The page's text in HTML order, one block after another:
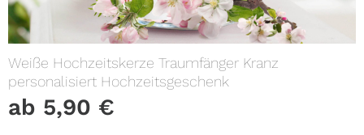
Weiße Hochzeitskerze Traumfänger Kranz
personalisiert Hochzeitsgeschenk
ab 5,90 €